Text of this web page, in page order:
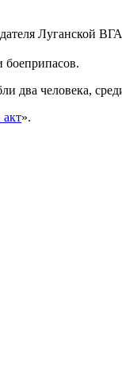
Луганской
боеприпасов.
два человека,
акт».